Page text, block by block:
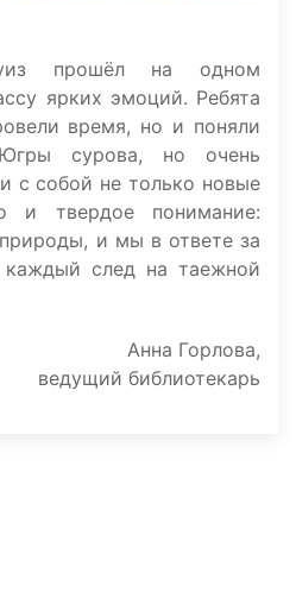
прошёл на одном
ярких эмоций. Ребята
время, но и поняли
сурова, но очень
с собой не только новые
и твердое понимание:
и мы в ответе за
след на таежной
Анна Горлова,
ведущий библиотекарь